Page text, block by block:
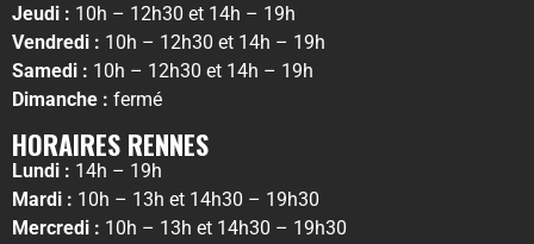
Jeudi : 10h – 12h30 et 14h – 19h
Vendredi : 10h – 12h30 et 14h – 19h
Samedi : 10h – 12h30 et 14h – 19h
Dimanche : fermé
HORAIRES RENNES
Lundi : 14h – 19h
Mardi : 10h – 13h et 14h30 – 19h30
Mercredi : 10h – 13h et 14h30 – 19h30